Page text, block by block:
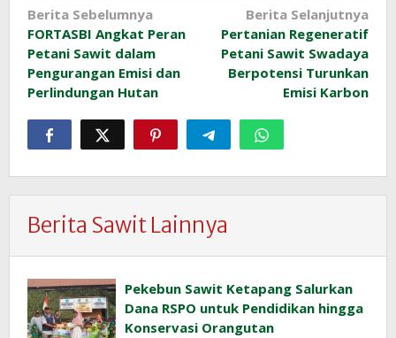
Navigasi
pos
Berita Sebelumnya
FORTASBI Angkat Peran
Petani Sawit dalam
Pengurangan Emisi dan
Perlindungan Hutan
Berita Selanjutnya
Pertanian Regeneratif
Petani Sawit Swadaya
Berpotensi Turunkan
Emisi Karbon
Berita Sawit Lainnya
Pekebun Sawit Ketapang Salurkan
Dana RSPO untuk Pendidikan hingga
Konservasi Orangutan